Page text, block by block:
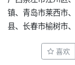
镇、青岛市莱西市
县、长春市榆树市
喜欢